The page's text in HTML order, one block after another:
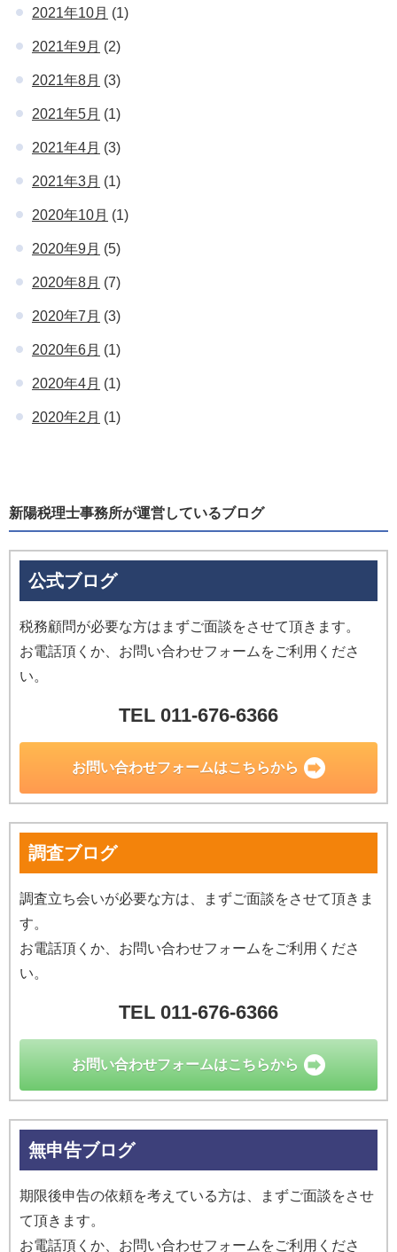
2021年10月 (1)
2021年9月 (2)
2021年8月 (3)
2021年5月 (1)
2021年4月 (3)
2021年3月 (1)
2020年10月 (1)
2020年9月 (5)
2020年8月 (7)
2020年7月 (3)
2020年6月 (1)
2020年4月 (1)
2020年2月 (1)
新陽税理士事務所が運営しているブログ
公式ブログ
税務顧問が必要な方はまずご面談をさせて頂きます。
お電話頂くか、お問い合わせフォームをご利用くださ
い。
TEL 011-676-6366
お問い合わせフォームはこちらから
調査ブログ
調査立ち会いが必要な方は、まずご面談をさせて頂きま
す。
お電話頂くか、お問い合わせフォームをご利用くださ
い。
TEL 011-676-6366
お問い合わせフォームはこちらから
無申告ブログ
期限後申告の依頼を考えている方は、まずご面談をさせ
て頂きます。
お電話頂くか、お問い合わせフォームをご利用くださ